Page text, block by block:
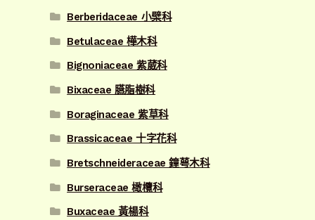
Berberidaceae 小檗科
Betulaceae 樺木科
Bignoniaceae 紫葳科
Bixaceae 臙脂樹科
Boraginaceae 紫草科
Brassicaceae 十字花科
Bretschneideraceae 鐘萼木科
Burseraceae 橄欖科
Buxaceae 黃楊科